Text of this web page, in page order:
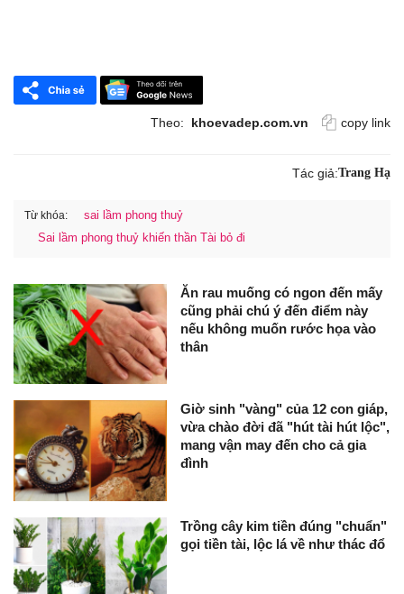
Theo: khoevadep.com.vn copy link
Tác giả:Trang Hạ
Từ khóa:
sai lầm phong thuỷ
Sai lầm phong thuỷ khiến thần Tài bỏ đi
Ăn rau muống có ngon đến mấy
cũng phải chú ý đến điểm này
nếu không muốn rước họa vào
thân
Giờ sinh "vàng" của 12 con giáp,
vừa chào đời đã "hút tài hút lộc",
mang vận may đến cho cả gia
đình
Trồng cây kim tiền đúng "chuẩn"
gọi tiền tài, lộc lá về như thác đổ